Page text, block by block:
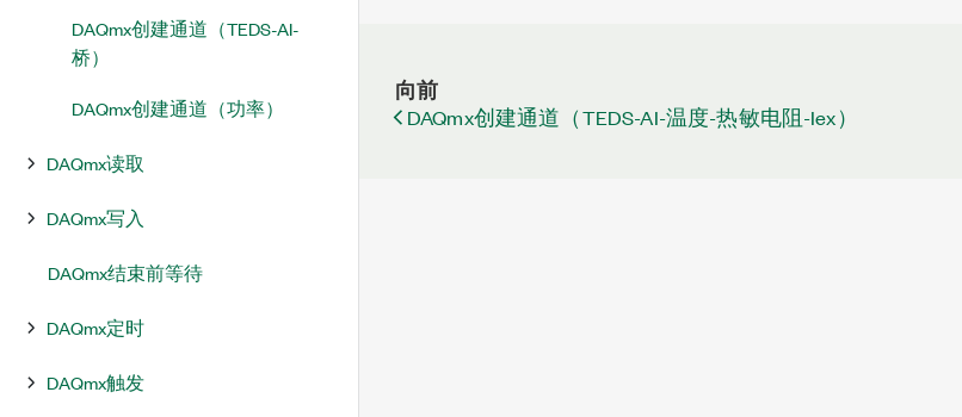
DAQmx创建通道（TEDS-AI-
桥）
DAQmx创建通道（功率）
DAQmx读取
DAQmx写入
DAQmx结束前等待
DAQmx定时
DAQmx触发
向前
DAQmx创建通道（TEDS-AI-温度-热敏电阻-Iex）